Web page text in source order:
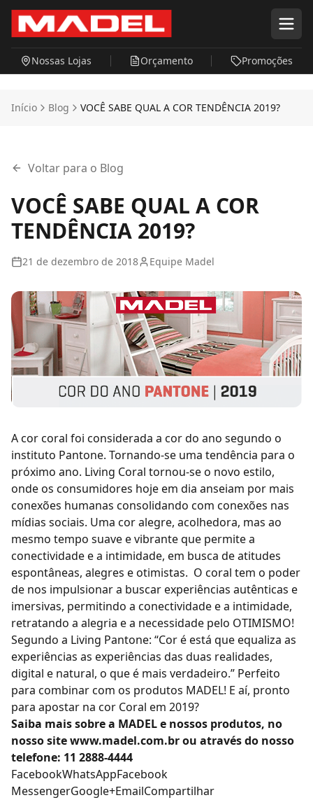
Pular para o conteúdo principal
Nossas Lojas Orçamento Promoções
Início Blog VOCÊ SABE QUAL A COR TENDÊNCIA 2019?
Voltar para o Blog
VOCÊ SABE QUAL A COR
TENDÊNCIA 2019?
21 de dezembro de 2018 Equipe Madel
A cor coral foi considerada a cor do ano segundo o
instituto Pantone. Tornando-se uma tendência para o
próximo ano. Living Coral tornou-se o novo estilo,
onde os consumidores hoje em dia anseiam por mais
conexões humanas consolidando com conexões nas
mídias sociais. Uma cor alegre, acolhedora, mas ao
mesmo tempo suave e vibrante que permite a
conectividade e a intimidade, em busca de atitudes
espontâneas, alegres e otimistas. O coral tem o poder
de nos impulsionar a buscar experiências autênticas e
imersivas, permitindo a conectividade e a intimidade,
retratando a alegria e a necessidade pelo OTIMISMO!
Segundo a Living Pantone: “Cor é está que equaliza as
experiências as experiências das duas realidades,
digital e natural, o que é mais verdadeiro.” Perfeito
para combinar com os produtos MADEL! E aí, pronto
para apostar na cor Coral em 2019?
Saiba mais sobre a MADELe nossos produtos, no
nosso sitewww.madel.com.brou através do nosso
telefone: 11 2888-4444
FacebookWhatsAppFacebook
MessengerGoogle+EmailCompartilhar